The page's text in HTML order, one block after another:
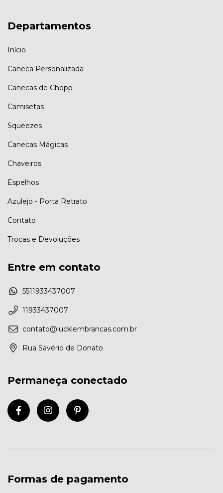
Departamentos
Início
Caneca Personalizada
Canecas de Chopp
Camisetas
Squeezes
Canecas Mágicas
Chaveiros
Espelhos
Azulejo - Porta Retrato
Contato
Trocas e Devoluções
Entre em contato
5511933437007
11933437007
contato@lucklembrancas.com.br
Rua Savério de Donato
Permaneça conectado
Formas de pagamento